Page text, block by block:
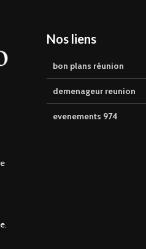
Nos liens
bon plans réunion
demenageur reunion
evenements 974